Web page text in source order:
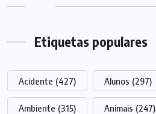
Etiquetas populares
Acidente (427) Alunos (297)
Ambiente (315) Animais (247)